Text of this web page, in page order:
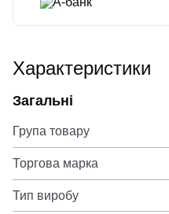
Характеристики
Загальні
Група товару
Торгова марка
Тип виробу